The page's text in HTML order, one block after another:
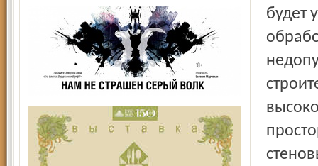
будет